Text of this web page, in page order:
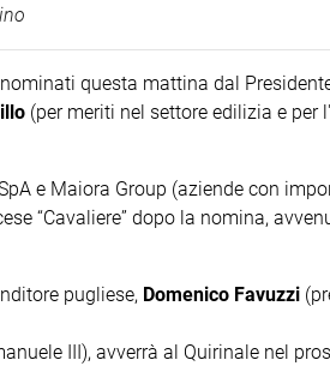
questa mattina dal
(per meriti nel settore edilizia e per
e Maiora Group (aziende con
“Cavaliere” dopo la nomina,
pugliese, Domenico Favuzzi
III), avverrà al Quirinale nel